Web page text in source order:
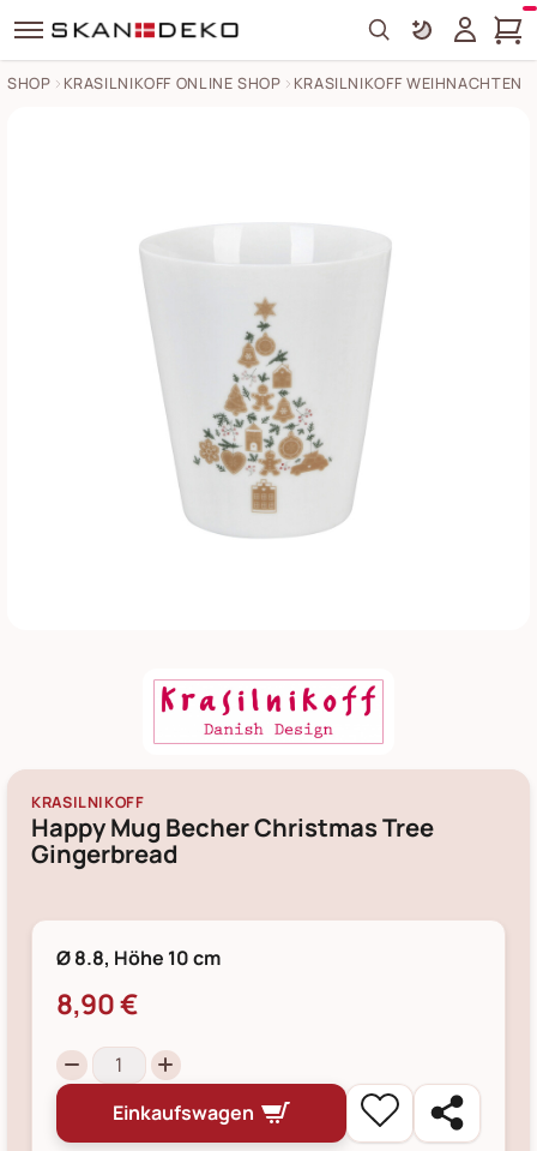
Search
SHOP KRASILNIKOFF ONLINE SHOP KRASILNIKOFF WEIHNACHTEN
KRASILNIKOFF
Happy Mug Becher Christmas Tree
Gingerbread
Ø 8.8, Höhe 10 cm
8,90 €
Einkaufswagen